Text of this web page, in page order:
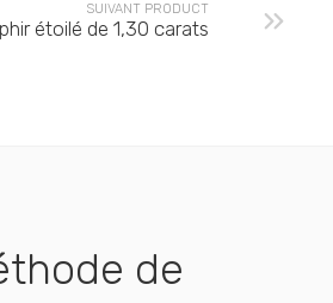
SUIVANT PRODUCT
étoilé de 1,30 carats
de